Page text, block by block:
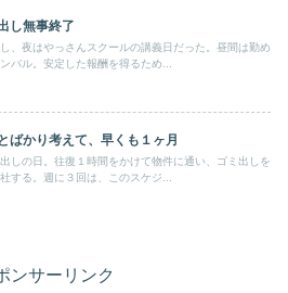
し無事終了
、夜はやっさんスクールの講義日だった。昼間は勤め
バル。安定した報酬を得るため...
ばかり考えて、早くも１ヶ月
しの日。往復１時間をかけて物件に通い、ゴミ出しを
する。週に３回は、このスケジ...
ンサーリンク